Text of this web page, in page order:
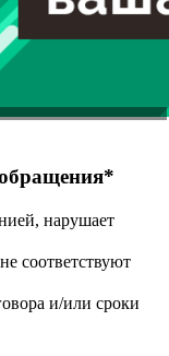
нарушает
соответствуют
и/или сроки